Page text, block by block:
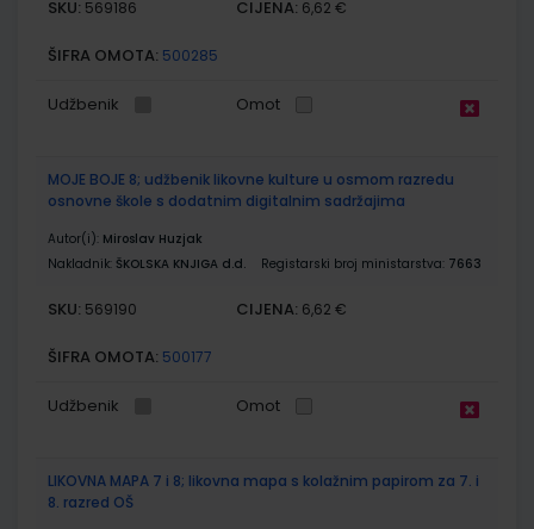
SKU: 569186 CIJENA: 6,62 €
ŠIFRA OMOTA: 500285
Udžbenik Omot
MOJE BOJE 8; udžbenik likovne kulture u osmom razredu
osnovne škole s dodatnim digitalnim sadržajima
Autor(i): Miroslav Huzjak
Nakladnik: ŠKOLSKA KNJIGA d.d. Registarski broj ministarstva: 7663
SKU: 569190 CIJENA: 6,62 €
ŠIFRA OMOTA: 500177
Udžbenik Omot
LIKOVNA MAPA 7 i 8; likovna mapa s kolažnim papirom za 7. i
8. razred OŠ